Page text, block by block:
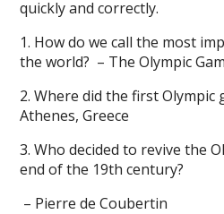
quickly and correctly.
1. How do we call the most
the world? – The Olympic
2. Where did the first Olympic
Athenes, Greece
3. Who decided to revive the
end of the 19th century?
– Pierre de Coubertin